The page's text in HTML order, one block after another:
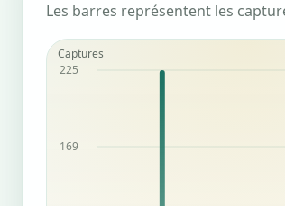
Les barres représentent les